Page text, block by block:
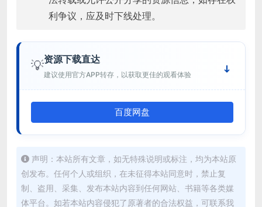
利争议，应及时下线处理。
💡资源下载直达
建议使用官方APP转存，以获取更佳的观看体验
百度网盘
声明：本站所有文章，如无特殊说明或标注，均为本站原
创发布。任何个人或组织，在未征得本站同意时，禁止复
制、盗用、采集、发布本站内容到任何网站、书籍等各类媒
体平台。如若本站内容侵犯了原著者的合法权益，可联系我